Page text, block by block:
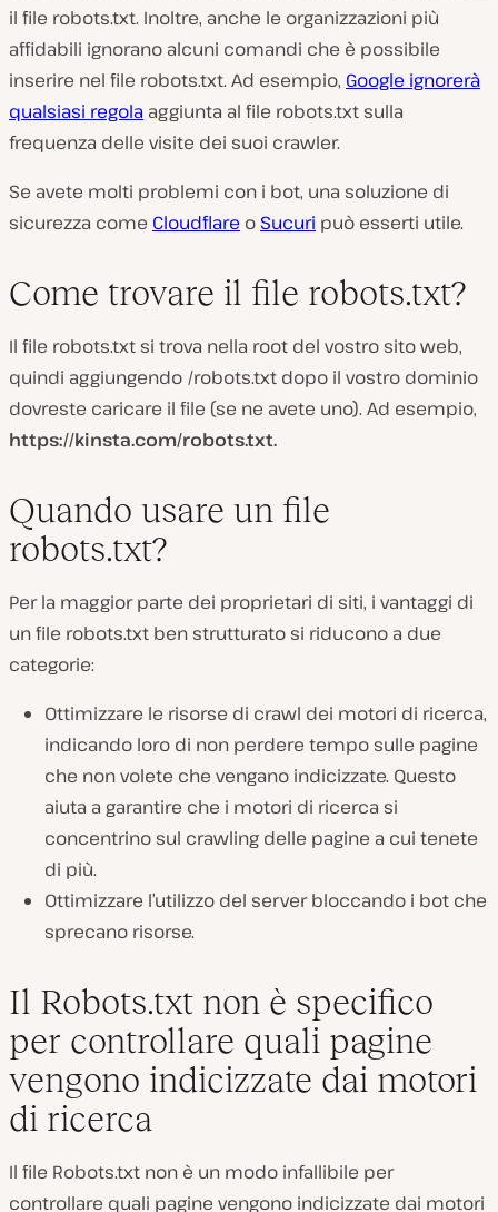
il file robots.txt. Inoltre, anche le organizzazioni più
affidabili ignorano alcuni comandi che è possibile
inserire nel file robots.txt. Ad esempio, Google ignorerà
qualsiasi regola aggiunta al file robots.txt sulla
frequenza delle visite dei suoi crawler.
Se avete molti problemi con i bot, una soluzione di
sicurezza come Cloudflare o Sucuri può esserti utile.
Come trovare il file robots.txt?
Il file robots.txt si trova nella root del vostro sito web,
quindi aggiungendo /robots.txt dopo il vostro dominio
dovreste caricare il file (se ne avete uno). Ad esempio,
https://kinsta.com/robots.txt.
Quando usare un file
robots.txt?
Per la maggior parte dei proprietari di siti, i vantaggi di
un file robots.txt ben strutturato si riducono a due
categorie:
Ottimizzare le risorse di crawl dei motori di ricerca,
indicando loro di non perdere tempo sulle pagine
che non volete che vengano indicizzate. Questo
aiuta a garantire che i motori di ricerca si
concentrino sul crawling delle pagine a cui tenete
di più.
Ottimizzare l’utilizzo del server bloccando i bot che
sprecano risorse.
Il Robots.txt non è specifico
per controllare quali pagine
vengono indicizzate dai motori
di ricerca
Il file Robots.txt non è un modo infallibile per
controllare quali pagine vengono indicizzate dai motori